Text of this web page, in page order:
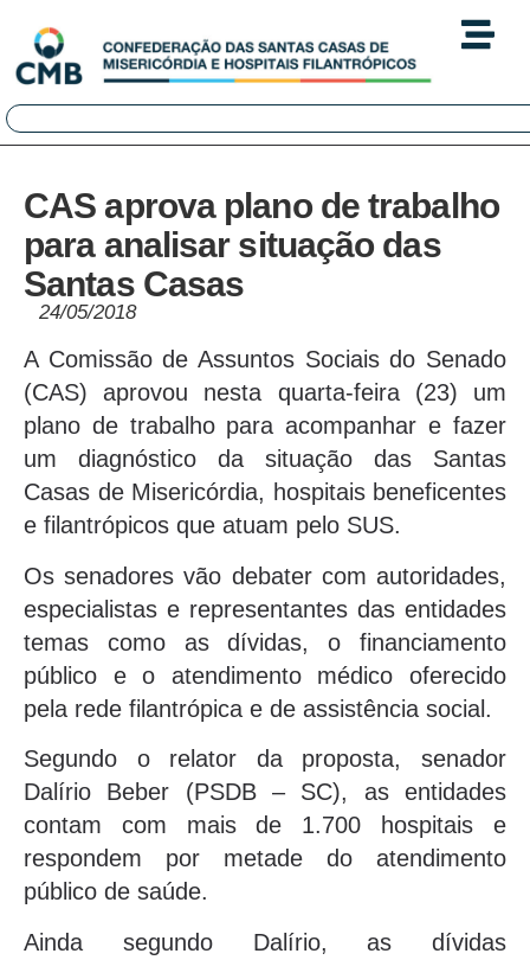
CAS aprova plano de trabalho
para analisar situação das
Santas Casas
24/05/2018
A Comissão de Assuntos Sociais do Senado
(CAS) aprovou nesta quarta-feira (23) um
plano de trabalho para acompanhar e fazer
um diagnóstico da situação das Santas
Casas de Misericórdia, hospitais beneficentes
e filantrópicos que atuam pelo SUS.
Os senadores vão debater com autoridades,
especialistas e representantes das entidades
temas como as dívidas, o financiamento
público e o atendimento médico oferecido
pela rede filantrópica e de assistência social.
Segundo o relator da proposta, senador
Dalírio Beber (PSDB – SC), as entidades
contam com mais de 1.700 hospitais e
respondem por metade do atendimento
público de saúde.
Ainda segundo Dalírio, as dívidas